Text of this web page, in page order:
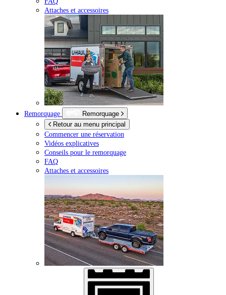
Attaches et accessoires
Remorquage
Remorquage
Retour au menu principal
Commencer une réservation
Vidéos explicatives
Conseils pour le remorquage
FAQ
Attaches et accessoires